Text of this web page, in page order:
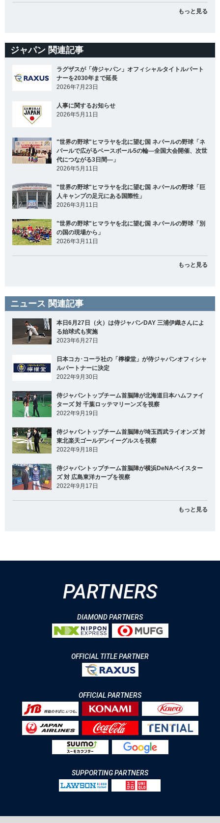
もっと見る
ジャパン 関連記事
ラグザスが「侍ジャパン」オフィシャルタイトルパート
ナーを2030年まで延長
2026年7月23日
人事に関するお知らせ
2026年5月11日
"世界の野球"ヒマラヤを北に望む国 ネパールの野球「ネ
パールで広がるベースボール5の輪―全国大会開催、次世
代につながる3日間―」
2026年5月11日
"世界の野球"ヒマラヤを北に望む国 ネパールの野球「巨
人キャンプの足元にある国際性」
2026年3月11日
"世界の野球"ヒマラヤを北に望む国 ネパールの野球「別
の国の現場から」
2026年3月11日
もっと見る
ニュース 関連記事
本日6月27日（火）は侍ジャパンDAY 三浦伊織さんによ
る始球式も実施
2023年6月27日
日本コカ･コーラ社の「檸檬堂」が侍ジャパンオフィシャ
ルパートナーに決定
2022年9月30日
侍ジャパントップチーム首脳陣が北海道日本ハムファイ
ターズ 対 千葉ロッテマリーンズを視察
2022年9月19日
侍ジャパントップチーム首脳陣が埼玉西武ライオンズ 対
東北楽天ゴールデンイーグルスを視察
2022年9月18日
侍ジャパントップチーム首脳陣が横浜DeNAベイスター
ズ 対 広島東洋カープを視察
2022年9月17日
もっと見る
PARTNERS
DIAMOND PARTNERS
OFFICIAL TITLE PARTNER
OFFICIAL PARTNERS
SUPPORTING PARTNERS